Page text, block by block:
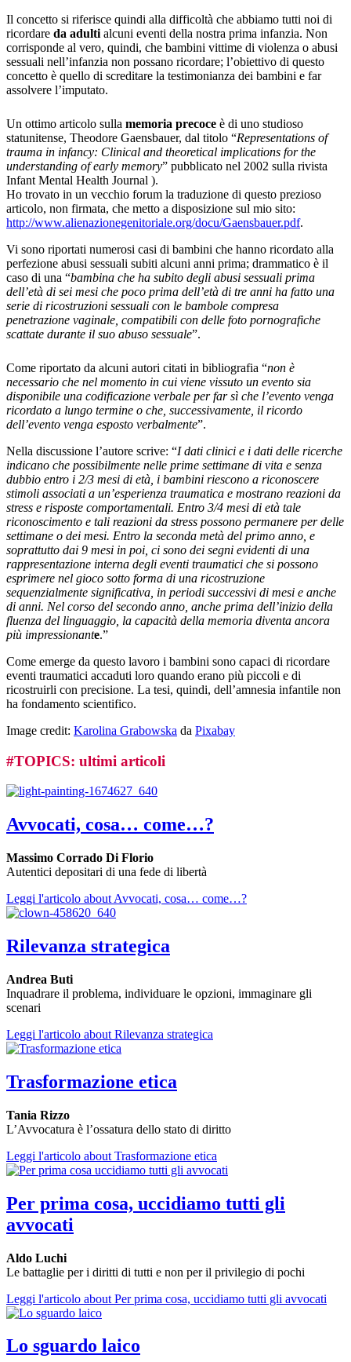
Il concetto si riferisce quindi alla difficoltà che abbiamo tutti noi di
ricordare da adulti alcuni eventi della nostra prima infanzia. Non
corrisponde al vero, quindi, che bambini vittime di violenza o abusi
sessuali nell’infanzia non possano ricordare; l’obiettivo di questo
concetto è quello di screditare la testimonianza dei bambini e far
assolvere l’imputato.
Un ottimo articolo sulla memoria precoce è di uno studioso
statunitense, Theodore Gaensbauer, dal titolo “Representations of
trauma in infancy: Clinical and theoretical implications for the
understanding of early memory” pubblicato nel 2002 sulla rivista
Infant Mental Health Journal ).
Ho trovato in un vecchio forum la traduzione di questo prezioso
articolo, non firmata, che metto a disposizione sul mio sito:
http://www.alienazionegenitoriale.org/docu/Gaensbauer.pdf.
Vi sono riportati numerosi casi di bambini che hanno ricordato alla
perfezione abusi sessuali subiti alcuni anni prima; drammatico è il
caso di una “bambina che ha subito degli abusi sessuali prima
dell’età di sei mesi che poco prima dell’età di tre anni ha fatto una
serie di ricostruzioni sessuali con le bambole compresa
penetrazione vaginale, compatibili con delle foto pornografiche
scattate durante il suo abuso sessuale”.
Come riportato da alcuni autori citati in bibliografia “non è
necessario che nel momento in cui viene vissuto un evento sia
disponibile una codificazione verbale per far sì che l’evento venga
ricordato a lungo termine o che, successivamente, il ricordo
dell’evento venga esposto verbalmente”.
Nella discussione l’autore scrive: “I dati clinici e i dati delle ricerche
indicano che possibilmente nelle prime settimane di vita e senza
dubbio entro i 2/3 mesi di età, i bambini riescono a riconoscere
stimoli associati a un’esperienza traumatica e mostrano reazioni da
stress e risposte comportamentali. Entro 3/4 mesi di età tale
riconoscimento e tali reazioni da stress possono permanere per delle
settimane o dei mesi. Entro la seconda metà del primo anno, e
soprattutto dai 9 mesi in poi, ci sono dei segni evidenti di una
rappresentazione interna degli eventi traumatici che si possono
esprimere nel gioco sotto forma di una ricostruzione
sequenzialmente significativa, in periodi successivi di mesi e anche
di anni. Nel corso del secondo anno, anche prima dell’inizio della
fluenza del linguaggio, la capacità della memoria diventa ancora
più impressionante.”
Come emerge da questo lavoro i bambini sono capaci di ricordare
eventi traumatici accaduti loro quando erano più piccoli e di
ricostruirli con precisione. La tesi, quindi, dell’amnesia infantile non
ha fondamento scientifico.
Image credit: Karolina Grabowska da Pixabay
#TOPICS: ultimi articoli
Avvocati, cosa… come…?
Massimo Corrado Di Florio
Autentici depositari di una fede di libertà
Leggi l'articolo about Avvocati, cosa… come…?
Rilevanza strategica
Andrea Buti
Inquadrare il problema, individuare le opzioni, immaginare gli
scenari
Leggi l'articolo about Rilevanza strategica
Trasformazione etica
Tania Rizzo
L’Avvocatura è l’ossatura dello stato di diritto
Leggi l'articolo about Trasformazione etica
Per prima cosa, uccidiamo tutti gli
avvocati
Aldo Luchi
Le battaglie per i diritti di tutti e non per il privilegio di pochi
Leggi l'articolo about Per prima cosa, uccidiamo tutti gli avvocati
Lo sguardo laico